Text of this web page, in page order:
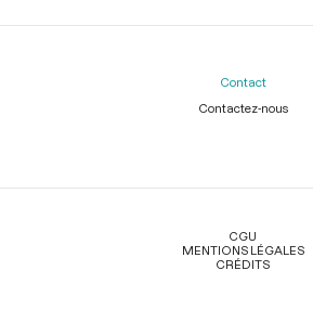
Contact
Contactez-nous
Légal
CGU
MENTIONS LÉGALES
CRÉDITS